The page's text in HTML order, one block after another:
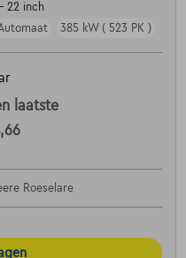
22 inch
385 kW ( 523 PK )
laatste
Roeselare